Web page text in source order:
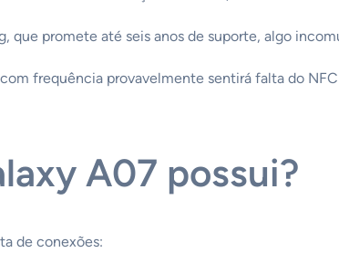
que promete até seis anos de suporte, algo
frequência provavelmente sentirá falta do
A07 possui?
de conexões: